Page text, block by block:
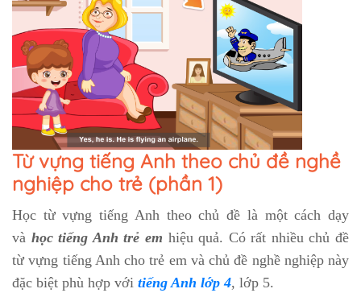
Từ vựng tiếng Anh theo chủ đề nghề
nghiệp cho trẻ (phần 1)
Học từ vựng tiếng Anh theo chủ đề là một cách dạy
và học tiếng Anh trẻ em hiệu quả. Có rất nhiều chủ đề
từ vựng tiếng Anh cho trẻ em và chủ đề nghề nghiệp này
đặc biệt phù hợp với tiếng Anh lớp 4, lớp 5.